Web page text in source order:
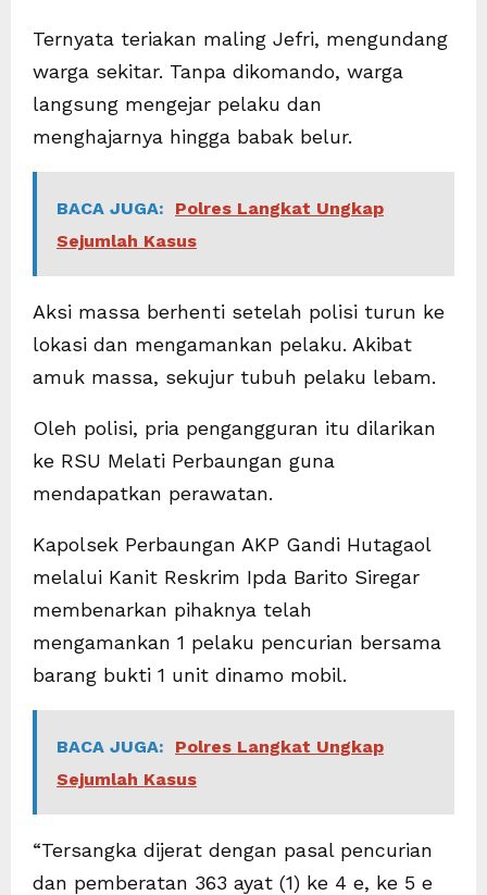
Ternyata teriakan maling Jefri, mengundang
warga sekitar. Tanpa dikomando, warga
langsung mengejar pelaku dan
menghajarnya hingga babak belur.
BACA JUGA:
Polres Langkat Ungkap
Sejumlah Kasus
Aksi massa berhenti setelah polisi turun ke
lokasi dan mengamankan pelaku. Akibat
amuk massa, sekujur tubuh pelaku lebam.
Oleh polisi, pria pengangguran itu dilarikan
ke RSU Melati Perbaungan guna
mendapatkan perawatan.
Kapolsek Perbaungan AKP Gandi Hutagaol
melalui Kanit Reskrim Ipda Barito Siregar
membenarkan pihaknya telah
mengamankan 1 pelaku pencurian bersama
barang bukti 1 unit dinamo mobil.
BACA JUGA:
Polres Langkat Ungkap
Sejumlah Kasus
“Tersangka dijerat dengan pasal pencurian
dan pemberatan 363 ayat (1) ke 4 e, ke 5 e